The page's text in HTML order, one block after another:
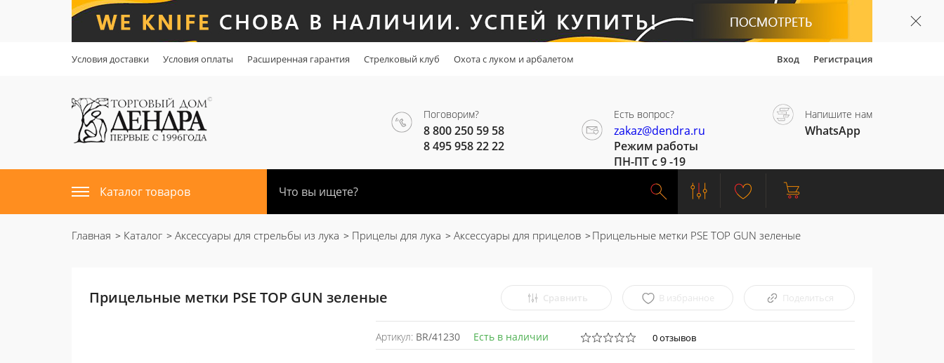
Условия доставки Условия оплаты Расширенная гарантия Стрелковый клуб Охота с луком и арбалетом Вход Регистрация
Поговорим?
8 800 250 59 58
8 495 958 22 22
Есть вопрос?
zakaz@dendra.ru
Режим работы
ПН-ПТ с 9 -19
Напишите нам
WhatsApp
Каталог товаров
Главная Каталог Аксессуары для стрельбы из лука Прицелы для лука Аксессуары для прицелов Прицельные метки PSE TOP GUN зеленые
Прицельные метки PSE TOP GUN зеленые Сравнить В избранное Поделиться
Артикул: BR/41230 Есть в наличии 0 отзывов